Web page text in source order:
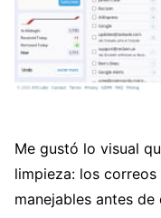
Me gustó lo visual
limpieza: los
manejables antes